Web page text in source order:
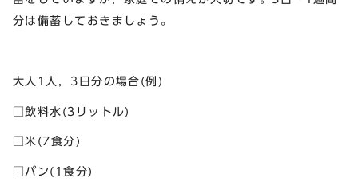
分は備蓄しておきましょう。
大人1人，3日分の場合(例)
□飲料水(3リットル)
□米(7食分)
□パン(1食分)